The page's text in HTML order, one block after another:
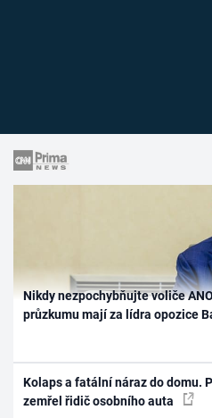
Nikdy nezpochybňujte voliče
průzkumu mají za lídra opozice
Kolaps a fatální náraz do domu.
zemřel řidič osobního auta